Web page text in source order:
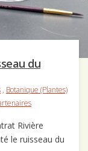
du
, Botanique (Plantes)
Rivière
le ruisseau du